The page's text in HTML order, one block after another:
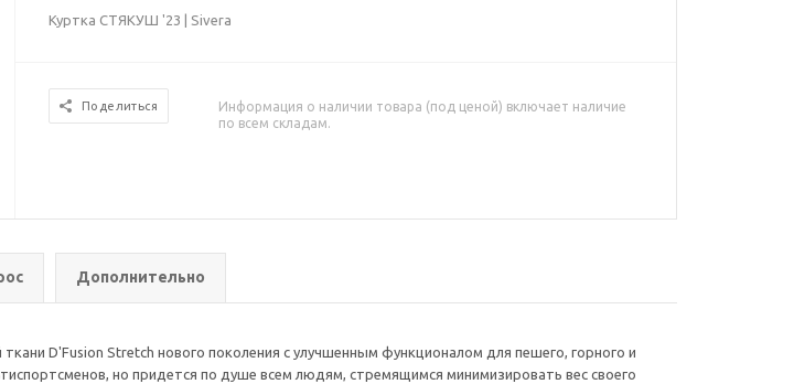
Куртка СТЯКУШ '23 | Sivera
Поделиться
Информация о наличии товара (под ценой) включает наличие
по всем складам.
Дополнительно
D'Fusion Stretch нового поколения с улучшенным функционалом для пешего, горного и
но придется по душе всем людям, стремящимся минимизировать вес своего